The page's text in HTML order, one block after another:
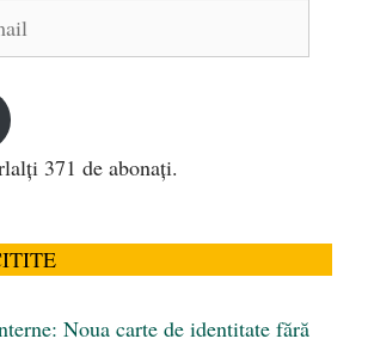
371 de abonați.
Noua carte de identitate fără